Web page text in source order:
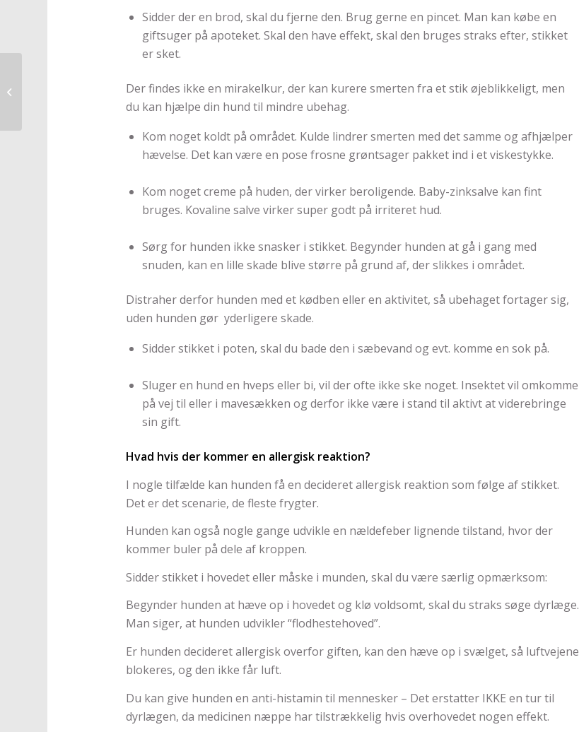
Sidder der en brod, skal du fjerne den. Brug gerne en pincet. Man kan købe en
giftsuger på apoteket. Skal den have effekt, skal den bruges straks efter, stikket
er sket.
Der findes ikke en mirakelkur, der kan kurere smerten fra et stik øjeblikkeligt, men
du kan hjælpe din hund til mindre ubehag.
Kom noget koldt på området. Kulde lindrer smerten med det samme og afhjælper
hævelse. Det kan være en pose frosne grøntsager pakket ind i et viskestykke.
Kom noget creme på huden, der virker beroligende. Baby-zinksalve kan fint
bruges. Kovaline salve virker super godt på irriteret hud.
Sørg for hunden ikke snasker i stikket. Begynder hunden at gå i gang med
snuden, kan en lille skade blive større på grund af, der slikkes i området.
Distraher derfor hunden med et kødben eller en aktivitet, så ubehaget fortager sig,
uden hunden gør yderligere skade.
Sidder stikket i poten, skal du bade den i sæbevand og evt. komme en sok på.
Sluger en hund en hveps eller bi, vil der ofte ikke ske noget. Insektet vil omkomme
på vej til eller i mavesækken og derfor ikke være i stand til aktivt at viderebringe
sin gift.
Hvad hvis der kommer en allergisk reaktion?
I nogle tilfælde kan hunden få en decideret allergisk reaktion som følge af stikket.
Det er det scenarie, de fleste frygter.
Hunden kan også nogle gange udvikle en nældefeber lignende tilstand, hvor der
kommer buler på dele af kroppen.
Sidder stikket i hovedet eller måske i munden, skal du være særlig opmærksom:
Begynder hunden at hæve op i hovedet og klø voldsomt, skal du straks søge dyrlæge.
Man siger, at hunden udvikler “flodhestehoved”.
Er hunden decideret allergisk overfor giften, kan den hæve op i svælget, så luftvejene
blokeres, og den ikke får luft.
Du kan give hunden en anti-histamin til mennesker – Det erstatter IKKE en tur til
dyrlægen, da medicinen næppe har tilstrækkelig hvis overhovedet nogen effekt.